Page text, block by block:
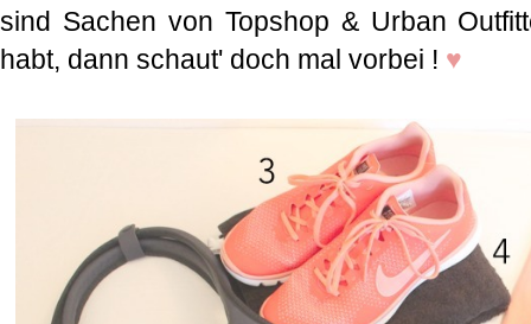
sind Sachen von Topshop & Urban
habt, dann schaut' doch mal vorbei ! ♥